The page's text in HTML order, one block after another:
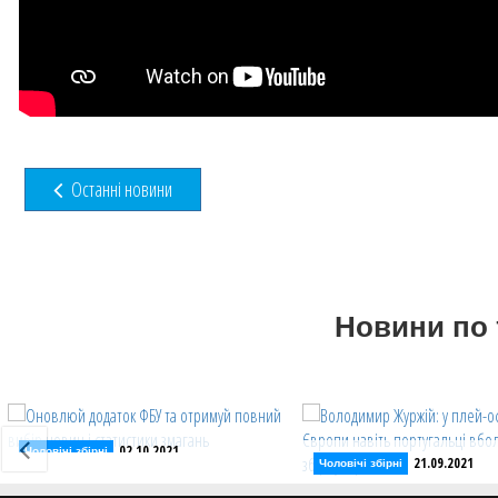
Останні новини
Новини по
Чоловічі збірні 02.10.2021
Чоловічі збірні 21.09.2021
Володимир Журжій: у